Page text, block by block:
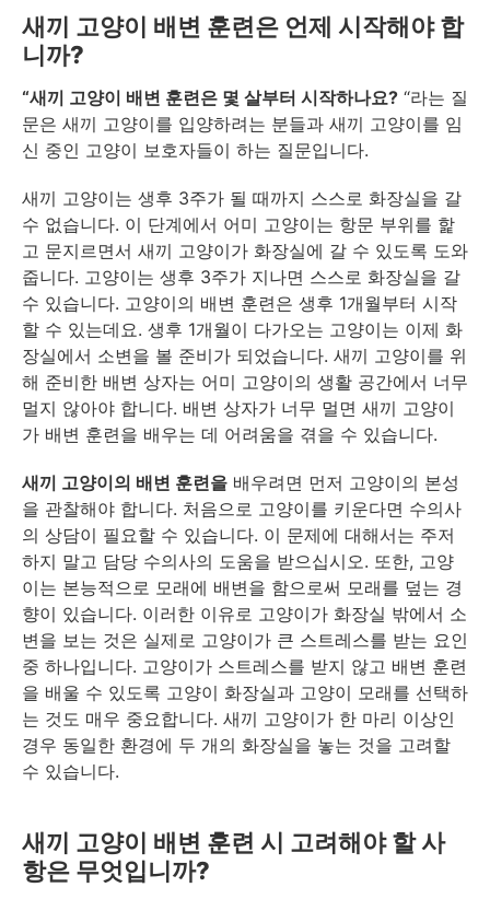
새끼 고양이 배변 훈련은 언제 시작해야 합
니까?
“새끼 고양이 배변 훈련은 몇 살부터 시작하나요? “라는 질
문은 새끼 고양이를 입양하려는 분들과 새끼 고양이를 임
신 중인 고양이 보호자들이 하는 질문입니다.
새끼 고양이는 생후 3주가 될 때까지 스스로 화장실을 갈
수 없습니다. 이 단계에서 어미 고양이는 항문 부위를 핥
고 문지르면서 새끼 고양이가 화장실에 갈 수 있도록 도와
줍니다. 고양이는 생후 3주가 지나면 스스로 화장실을 갈
수 있습니다. 고양이의 배변 훈련은 생후 1개월부터 시작
할 수 있는데요. 생후 1개월이 다가오는 고양이는 이제 화
장실에서 소변을 볼 준비가 되었습니다. 새끼 고양이를 위
해 준비한 배변 상자는 어미 고양이의 생활 공간에서 너무
멀지 않아야 합니다. 배변 상자가 너무 멀면 새끼 고양이
가 배변 훈련을 배우는 데 어려움을 겪을 수 있습니다.
새끼 고양이의 배변 훈련을 배우려면 먼저 고양이의 본성
을 관찰해야 합니다. 처음으로 고양이를 키운다면 수의사
의 상담이 필요할 수 있습니다. 이 문제에 대해서는 주저
하지 말고 담당 수의사의 도움을 받으십시오. 또한, 고양
이는 본능적으로 모래에 배변을 함으로써 모래를 덮는 경
향이 있습니다. 이러한 이유로 고양이가 화장실 밖에서 소
변을 보는 것은 실제로 고양이가 큰 스트레스를 받는 요인
중 하나입니다. 고양이가 스트레스를 받지 않고 배변 훈련
을 배울 수 있도록 고양이 화장실과 고양이 모래를 선택하
는 것도 매우 중요합니다. 새끼 고양이가 한 마리 이상인
경우 동일한 환경에 두 개의 화장실을 놓는 것을 고려할
수 있습니다.
새끼 고양이 배변 훈련 시 고려해야 할 사
항은 무엇입니까?